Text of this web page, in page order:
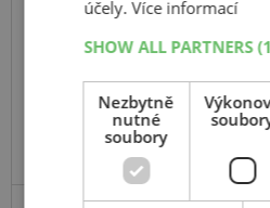
účely.Více informací
SHOW ALL PARTNERS
Nezbytně
nutné
soubory